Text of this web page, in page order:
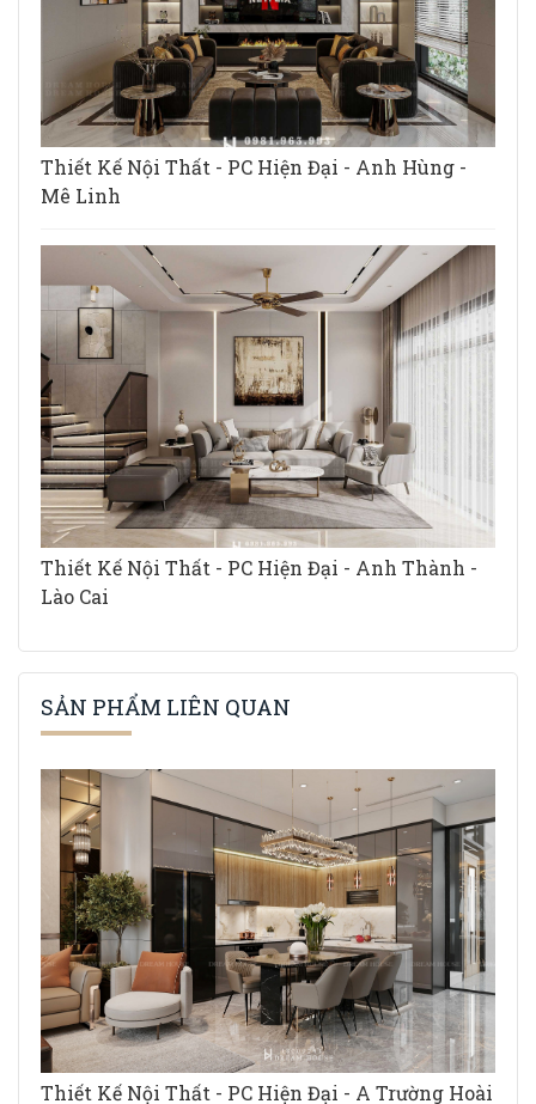
Thiết Kế Nội Thất - PC Hiện Đại - Anh Hùng -
Mê Linh
Thiết Kế Nội Thất - PC Hiện Đại - Anh Thành -
Lào Cai
SẢN PHẨM LIÊN QUAN
Thiết Kế Nội Thất - PC Hiện Đại - A Trường Hoài